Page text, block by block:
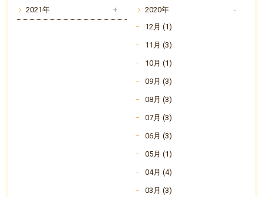
2021年
2020年
12月 (1)
11月 (3)
10月 (1)
09月 (3)
08月 (3)
07月 (3)
06月 (3)
05月 (1)
04月 (4)
03月 (3)